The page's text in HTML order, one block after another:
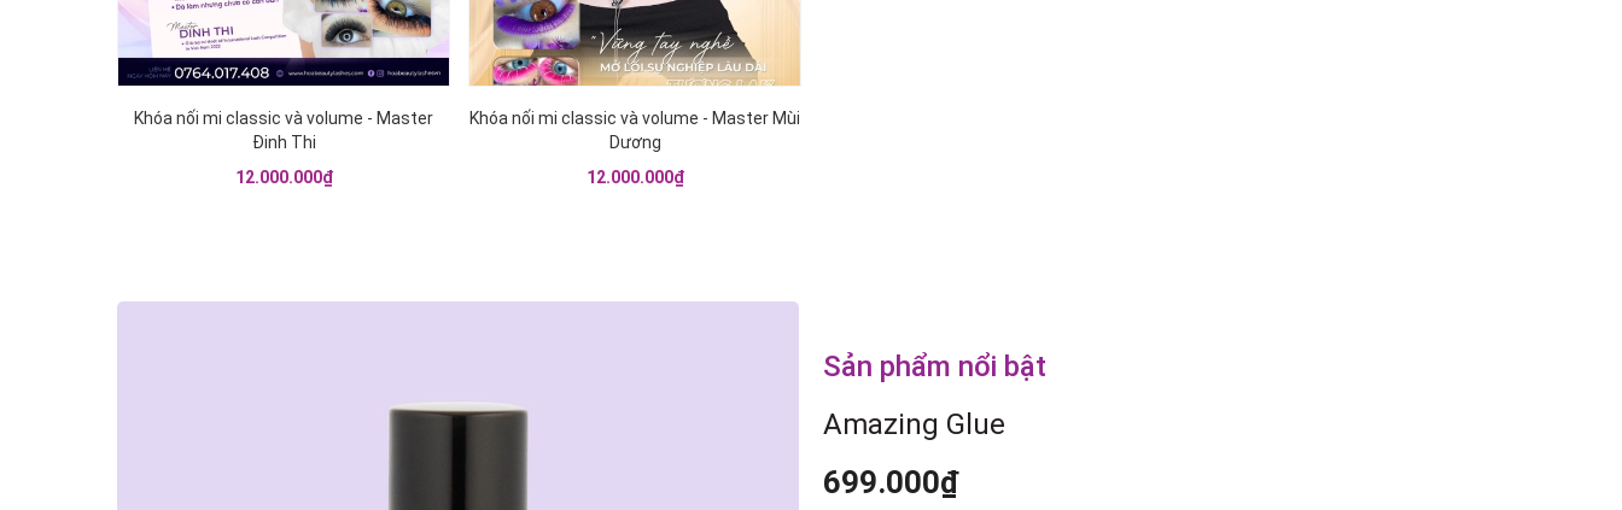
Khóa nối mi classic và volume - Master
Đinh Thi
12.000.000₫
Khóa nối mi classic và volume - Master Mùi
Dương
12.000.000₫
Sản phẩm nổi bật
Amazing Glue
699.000₫